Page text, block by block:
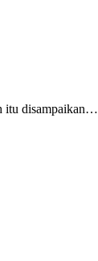
itu disampaikan…